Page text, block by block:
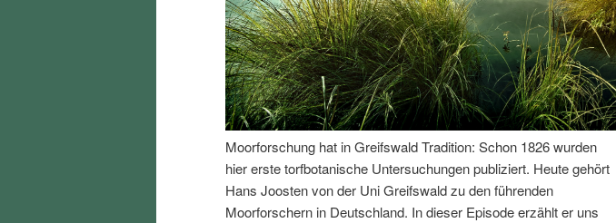
I
n
h
a
e
n
I
n
Moorforschung hat in Greifswald Tradition: Schon 1826 wurden
hier erste torfbotanische Untersuchungen publiziert. Heute gehört
Hans Joosten von der Uni Greifswald zu den führenden
Moorforschern in Deutschland. In dieser Episode erzählt er uns